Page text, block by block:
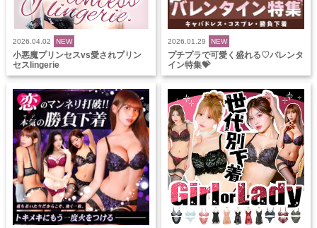
2026.04.02 NEW
小悪魔プリンセスvs愛されプリン
セスlingerie
2026.01.29 NEW
プチプラで可愛く盛れる♡バレンタ
イン特集💝